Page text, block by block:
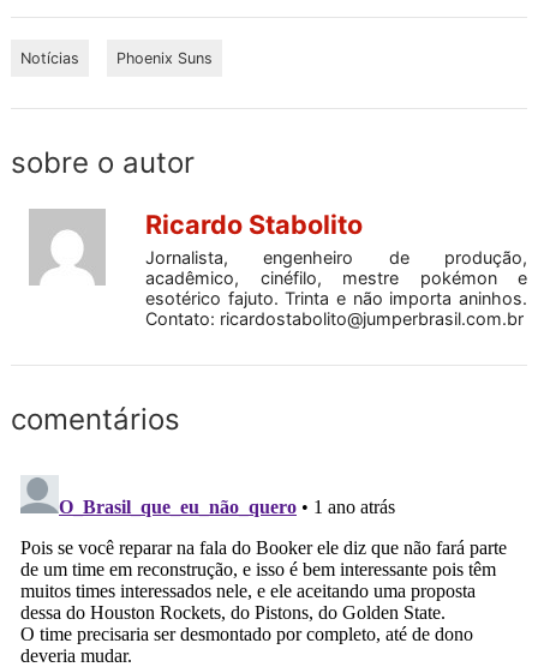
Notícias Phoenix Suns
sobre o autor
Ricardo Stabolito
Jornalista, engenheiro de produção,
acadêmico, cinéfilo, mestre pokémon e
esotérico fajuto. Trinta e não importa aninhos.
Contato: ricardostabolito@jumperbrasil.com.br
comentários